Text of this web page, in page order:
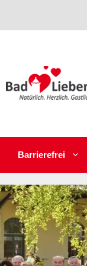
Barrierefrei